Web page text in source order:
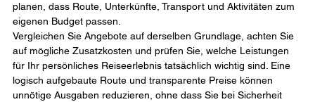
planen, dass Route, Unterkünfte, Transport und Aktivitäten zum
eigenen Budget passen.
Vergleichen Sie Angebote auf derselben Grundlage, achten Sie
auf mögliche Zusatzkosten und prüfen Sie, welche Leistungen
für Ihr persönliches Reiseerlebnis tatsächlich wichtig sind. Eine
logisch aufgebaute Route und transparente Preise können
unnötige Ausgaben reduzieren, ohne dass Sie bei Sicherheit